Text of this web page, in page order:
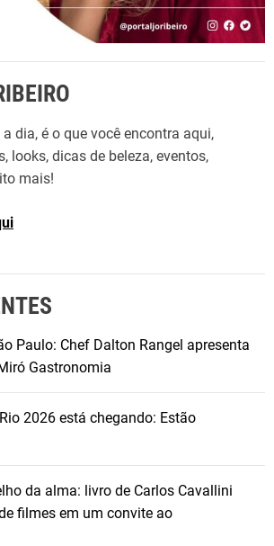
dia, é o que você encontra aqui,
looks, dicas de beleza, eventos,
mais!
Paulo: Chef Dalton Rangel apresenta
Gastronomia
2026 está chegando: Estão
da alma: livro de Carlos Cavallini
filmes em um convite ao